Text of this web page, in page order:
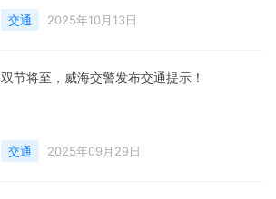
交通 2025年10月13日
双节将至，威海交警发布交通提示！
交通 2025年09月29日